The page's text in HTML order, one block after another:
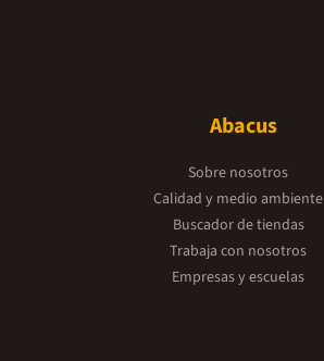
Abacus
Sobre nosotros
Calidad y medio ambiente
Buscador de tiendas
Trabaja con nosotros
Empresas y escuelas